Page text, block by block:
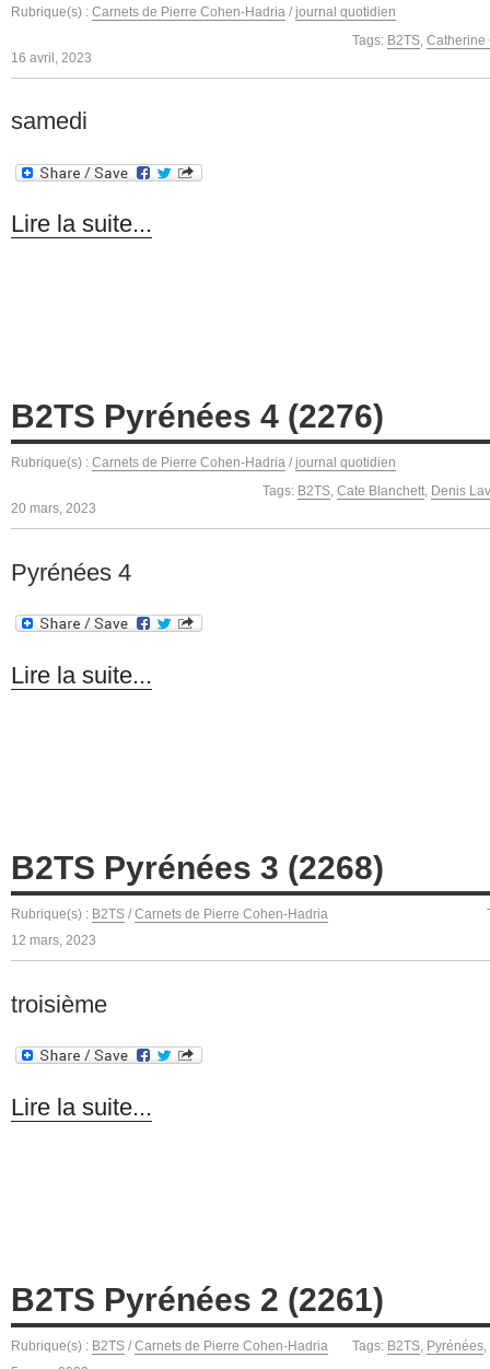
Rubrique(s) : Carnets de Pierre Cohen-Hadria / journal quotidien
Tags: B2TS Catherine
16 avril, 2023
samedi
Lire la suite...
B2TS Pyrénées 4 (2276)
Rubrique(s) : Carnets de Pierre Cohen-Hadria / journal quotidien
Tags: B2TS, Cate Blanchett, Denis
20 mars, 2023
Pyrénées 4
Lire la suite...
B2TS Pyrénées 3 (2268)
Rubrique(s) : B2TS / Carnets de Pierre Cohen-Hadria
12 mars, 2023
troisième
Lire la suite...
B2TS Pyrénées 2 (2261)
Rubrique(s) : B2TS / Carnets de Pierre Cohen-Hadria Tags: B2TS, Pyrénées,